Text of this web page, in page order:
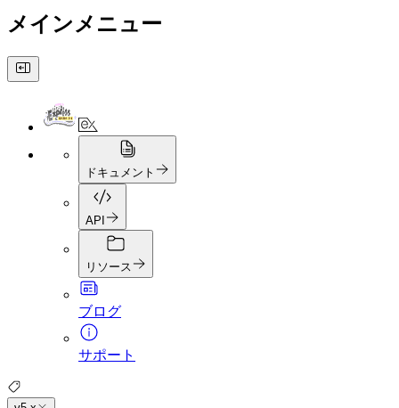
メインメニュー
ドキュメント
API
リソース
ブログ
サポート